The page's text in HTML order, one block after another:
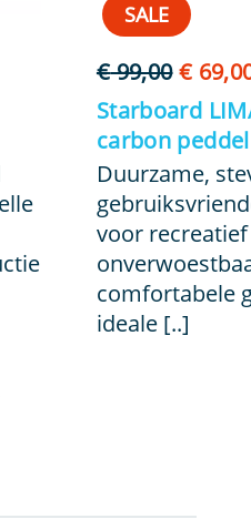
SALE
€99,00
prijs
was:
€
€
Starboard
carbon
Duurzame,
voor
comfortabele
ideale [..]